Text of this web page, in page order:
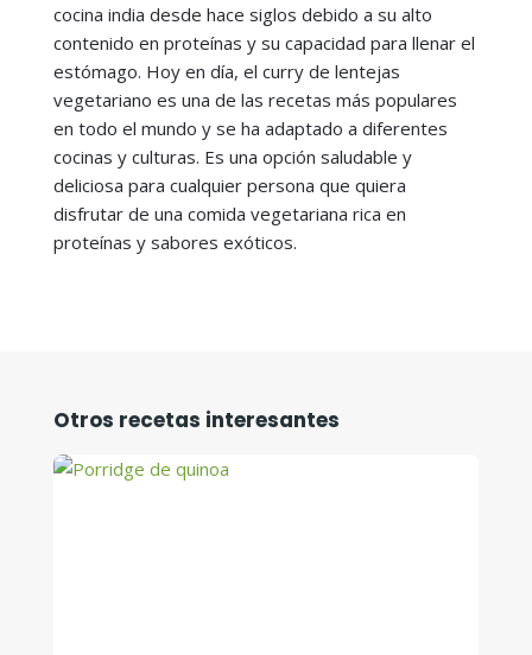
cocina india desde hace siglos debido a su alto
contenido en proteínas y su capacidad para llenar el
estómago. Hoy en día, el curry de lentejas
vegetariano es una de las recetas más populares
en todo el mundo y se ha adaptado a diferentes
cocinas y culturas. Es una opción saludable y
deliciosa para cualquier persona que quiera
disfrutar de una comida vegetariana rica en
proteínas y sabores exóticos.
Otros recetas interesantes